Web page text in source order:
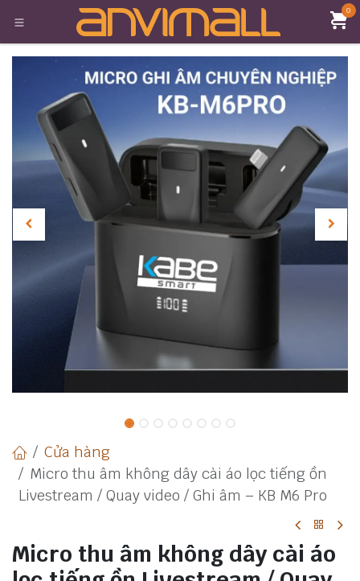
Bỏ qua để đến Nội dung 0
Cửa hàng
Micro thu âm không dây cài áo lọc tiếng ồn
Livestream / Quay video / Ghi âm – KB M6 Pro
Micro thu âm không dây cài áo